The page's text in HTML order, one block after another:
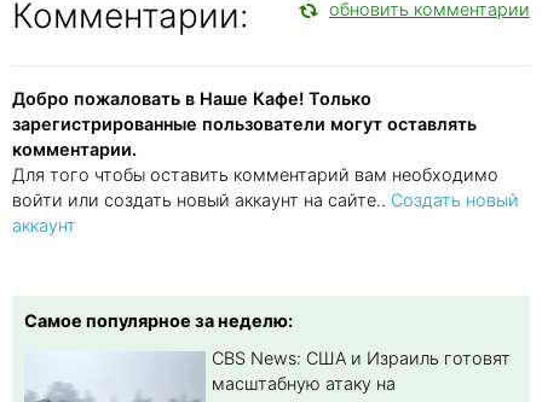
Комментарии: обновить комментарии
Добро пожаловать в Наше Кафе! Только
зарегистрированные пользователи могут оставлять
комментарии.
Для того чтобы оставить комментарий вам необходимо
войти или создать новый аккаунт на сайте.. Создать новый
аккаунт
Самое популярное за неделю:
CBS News: США и Израиль готовят
масштабную атаку на